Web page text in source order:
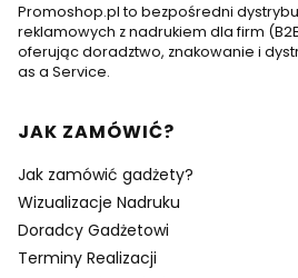
Promoshop.pl to bezpośredni
reklamowych z nadrukiem dla firm
oferując doradztwo, znakowanie i
as a Service.
Linki w stopce
JAK ZAMÓWIĆ?
Jak zamówić gadżety?
Wizualizacje Nadruku
Doradcy Gadżetowi
Terminy Realizacji